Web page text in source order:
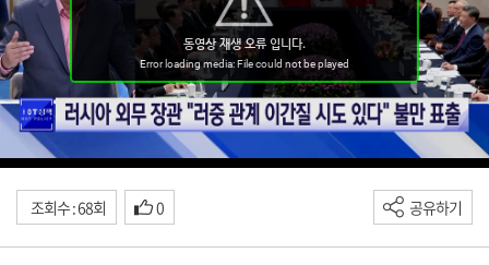
조회수 : 68회 0 공유하기